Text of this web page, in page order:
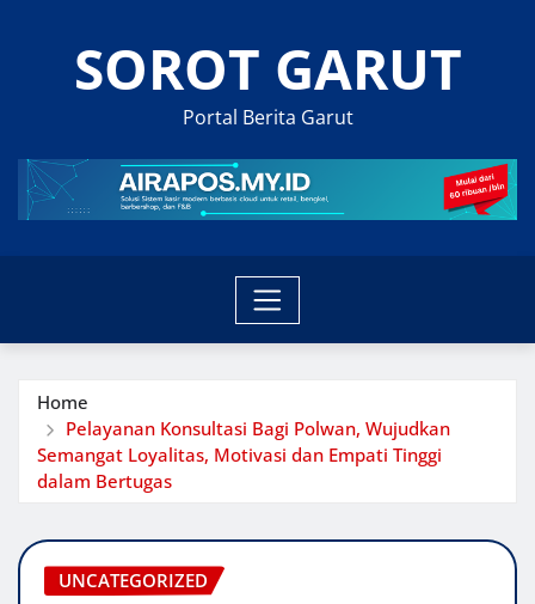
SOROT GARUT
Portal Berita Garut
Home
Pelayanan Konsultasi Bagi Polwan, Wujudkan
Semangat Loyalitas, Motivasi dan Empati Tinggi
dalam Bertugas
UNCATEGORIZED